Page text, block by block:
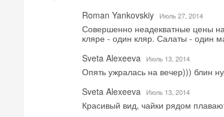
Roman Yankovskiy
Июль 27, 2014
Совершенно неадекватные цены
кляре - один кляр. Салаты - один
Sveta Alexeeva
Июль 13, 2014
Опять ужралась на вечер))) блин
Sveta Alexeeva
Июль 13, 2014
Красивый вид, чайки рядом